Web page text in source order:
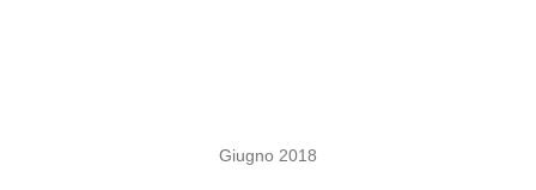
Giugno 2018